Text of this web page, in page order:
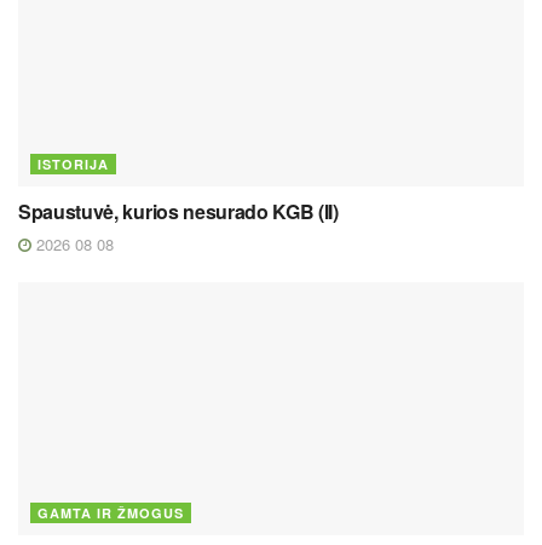
ISTORIJA
Spaustuvė, kurios nesurado KGB (II)
2026 08 08
GAMTA IR ŽMOGUS